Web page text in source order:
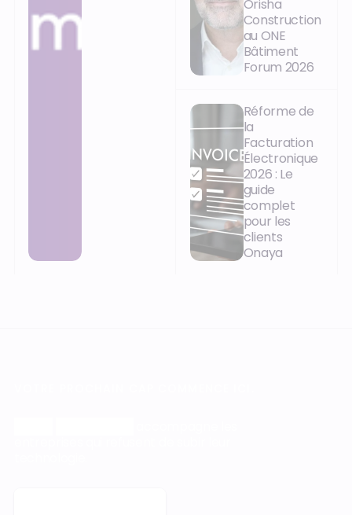
Orisha
Construction
au ONE
Bâtiment
Forum 2026
Réforme de
la
Facturation
Électronique
2026 : Le
guide
complet
pour les
clients
Onaya